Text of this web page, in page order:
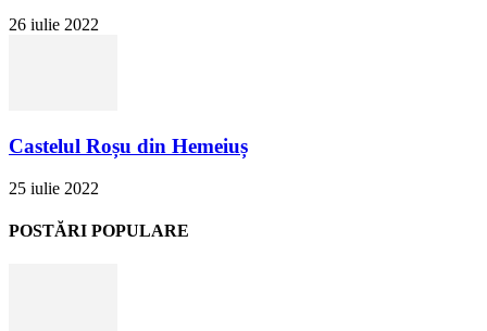
26 iulie 2022
Castelul Roșu din Hemeiuș
25 iulie 2022
POSTĂRI POPULARE